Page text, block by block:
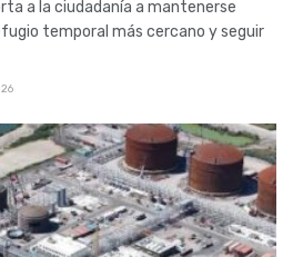
a la ciudadanía a mantenerse
temporal más cercano y seguir